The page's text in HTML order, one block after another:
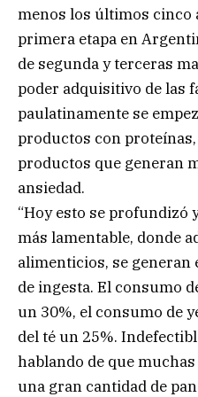
menos los últimos cinco
primera etapa en
de segunda y terceras
poder adquisitivo de las
paulatinamente se
productos con
productos que generan
ansiedad.
“Hoy esto se profundizó
más lamentable, donde
alimenticios, se generan
de ingesta. El consumo
un 30%, el consumo de
del té un 25%.
hablando de que
una gran cantidad de